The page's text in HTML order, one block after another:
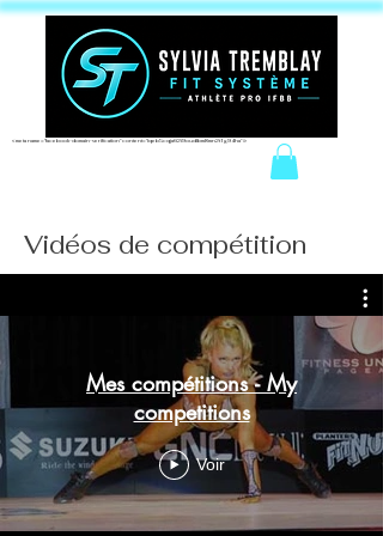
<meta name="facebook-domain-verification" content="iqeb5cqja62i9oudlbm8mn2t1g94ha" />
Vidéos de compétition
Mes compétitions - My
competitions
Voir